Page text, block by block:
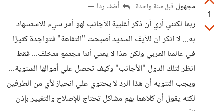
1
مجهول قبل سنة واحدة أضف ردا
ربما لكنني أري أن ذكر أغلبية الأجانب لهو أمر سيء للاستشهاد
به... لا انكر ان للأيف الشديد أصبحت "التفاهة" مُتواجدة كثيرًا
في عالمنا العربي ولكن هذا لا يعني أننا مجتمع متخلف... فقط
انظر لتلك الدول "الأجانب" وكيف تحصل علي أموالها السنوية...
ويجب التنويه أن هذا الرد لا يحتوي علي انحياز لأي من الطرفين
لكنه يقول أن كلاهما بهم مشاكل تحتاج للإصلاح والتغيير بإذن